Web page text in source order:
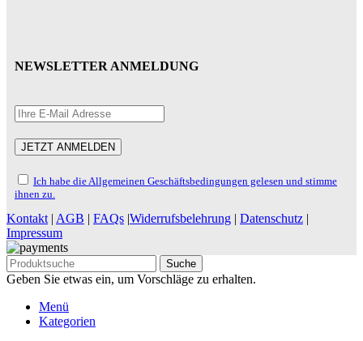
NEWSLETTER ANMELDUNG
Ich habe die Allgemeinen Geschäftsbedingungen gelesen und stimme
ihnen zu.
Kontakt| AGB | FAQs |Widerrufsbelehrung | Datenschutz |
Impressum
Suche
Geben Sie etwas ein, um Vorschläge zu erhalten.
Menü
Kategorien